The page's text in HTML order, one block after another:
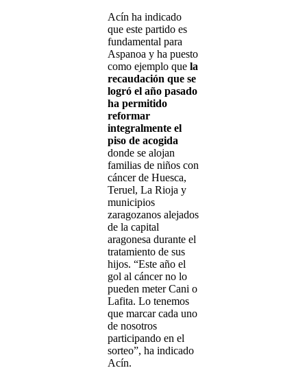
Acín ha indicado
que este partido es
fundamental para
Aspanoa y ha puesto
como ejemplo que la
recaudación que se
logró el año pasado
ha permitido
reformar
integralmente el
piso de acogida
donde se alojan
familias de niños con
cáncer de Huesca,
Teruel, La Rioja y
municipios
zaragozanos alejados
de la capital
aragonesa durante el
tratamiento de sus
hijos. “Este año el
gol al cáncer no lo
pueden meter Cani o
Lafita. Lo tenemos
que marcar cada uno
de nosotros
participando en el
sorteo”, ha indicado
Acín.